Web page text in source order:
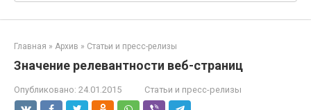
Главная » Архив » Статьи и пресс-релизы
Значение релевантности веб-страниц
Опубликовано: 24.01.2015 Статьи и пресс-релизы